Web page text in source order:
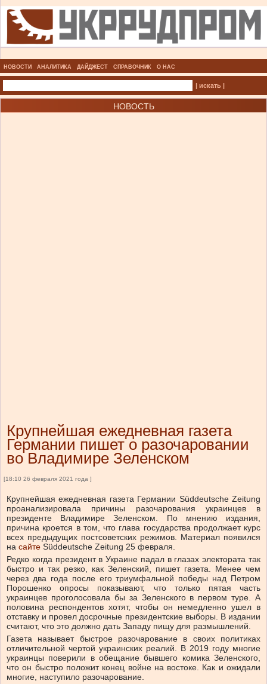
НОВОСТИ АНАЛИТИКА ДАЙДЖЕСТ СПРАВОЧНИК О НАС
| искать |
НОВОСТЬ
Крупнейшая ежедневная газета
Германии пишет о разочаровании
во Владимире Зеленском
[18:10 26 февраля 2021 года ]
Крупнейшая ежедневная газета Германии Süddeutsche Zeitung
проанализировала причины разочарования украинцев в
президенте Владимире Зеленском. По мнению издания,
причина кроется в том, что глава государства продолжает курс
всех предыдущих постсоветских режимов. Материал появился
на сайте Süddeutsche Zeitung 25 февраля.
Редко когда президент в Украине падал в глазах электората так
быстро и так резко, как Зеленский, пишет газета. Менее чем
через два года после его триумфальной победы над Петром
Порошенко опросы показывают, что только пятая часть
украинцев проголосовала бы за Зеленского в первом туре. А
половина респондентов хотят, чтобы он немедленно ушел в
отставку и провел досрочные президентские выборы. В издании
считают, что это должно дать Западу пищу для размышлений.
Газета называет быстрое разочарование в своих политиках
отличительной чертой украинских реалий. В 2019 году многие
украинцы поверили в обещание бывшего комика Зеленского,
что он быстро положит конец войне на востоке. Как и ожидали
многие, наступило разочарование.